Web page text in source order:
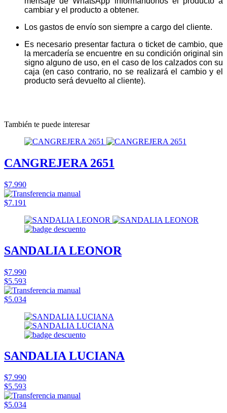
cambiar y el producto a obtener.
Los gastos de envío son siempre a cargo del cliente.
Es necesario presentar factura o ticket de cambio, que
la mercadería se encuentre en su condición original sin
signo alguno de uso, en el caso de los calzados con su
caja (en caso contrario, no se realizará el cambio y el
producto será devuelto al cliente).
También te puede interesar
CANGREJERA 2651
$7.990
$7.191
SANDALIA LEONOR
$7.990
$5.593
$5.034
SANDALIA LUCIANA
$7.990
$5.593
$5.034